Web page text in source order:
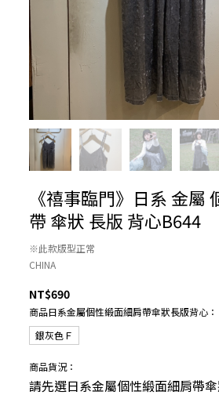
《禧事臨門》日系 金屬
帶 傘狀 長版 背心B644
※此款版型正常
CHINA
NT$690
商品日系金屬個性緞面細肩帶傘狀長版背心：
銀灰色Ｆ
商品貨況：
請先選日系金屬個性緞面細肩帶